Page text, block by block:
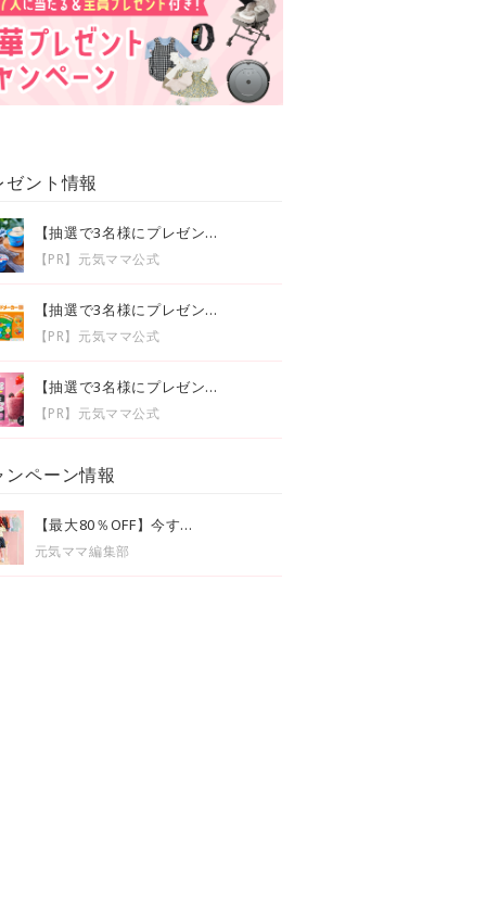
ゼント情報
【抽選で3名様にプレゼン...
【PR】元気ママ公式
【抽選で3名様にプレゼン...
【PR】元気ママ公式
【抽選で3名様にプレゼン...
【PR】元気ママ公式
ンペーン情報
【最大80％OFF】今す...
元気ママ編集部